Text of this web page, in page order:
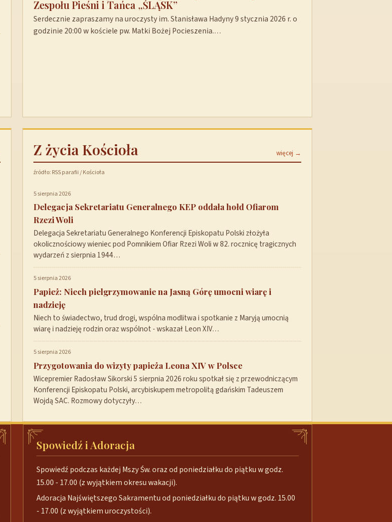
Zespołu Pieśni i Tańca „ŚLĄSK”
Serdecznie zapraszamy na uroczysty im. Stanisława Hadyny 9 stycznia 2026 r. o
godzinie 20:00 w kościele pw. Matki Bożej Pocieszenia.…
Z życia Kościoła więcej →
źródło: RSS parafii / Kościoła
5 sierpnia 2026
Delegacja Sekretariatu Generalnego KEP oddała hołd Ofiarom
Rzezi Woli
Delegacja Sekretariatu Generalnego Konferencji Episkopatu Polski złożyła
okolicznościowy wieniec pod Pomnikiem Ofiar Rzezi Woli w 82. rocznicę tragicznych
wydarzeń z sierpnia 1944…
5 sierpnia 2026
Papież: Niech pielgrzymowanie na Jasną Górę umocni wiarę i
nadzieję
Niech to świadectwo, trud drogi, wspólna modlitwa i spotkanie z Maryją umocnią
wiarę i nadzieję rodzin oraz wspólnot - wskazał Leon XIV…
5 sierpnia 2026
Przygotowania do wizyty papieża Leona XIV w Polsce
Wicepremier Radosław Sikorski 5 sierpnia 2026 roku spotkał się z przewodniczącym
Konferencji Episkopatu Polski, arcybiskupem metropolitą gdańskim Tadeuszem
Wojdą SAC. Rozmowy dotyczyły…
Spowiedź i Adoracja
Spowiedź podczas każdej Mszy Św. oraz od poniedziałku do piątku w godz.
15.00 - 17.00 (z wyjątkiem okresu wakacji).
Adoracja Najświętszego Sakramentu od poniedziałku do piątku w godz. 15.00
- 17.00 (z wyjątkiem uroczystości).